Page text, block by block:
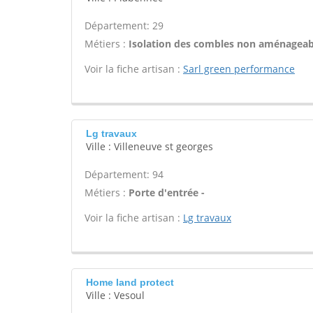
Département: 29
Métiers : Isolation des combles non
Voir la fiche artisan : Sarl green performance
Lg travaux
Ville : Villeneuve st georges
Département: 94
Métiers : Porte d'entrée -
Voir la fiche artisan : Lg travaux
Home land protect
Ville : Vesoul